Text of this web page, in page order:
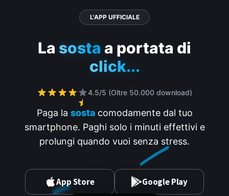
(linee 1, 2, 3 e N), perfette per raggiungere comodamente
Nota: i riferimenti ai mezzi TPL FVG valgono per la rete urbana di
L'APP UFFICIALE
La sosta a portata di
click...
4.5/5 (Oltre 50.000 download)
Paga la sostacomodamente dal tuo
smartphone. Paghi solo i minuti effettivi e
prolungi quando vuoi senza stress.
App Store Google Play